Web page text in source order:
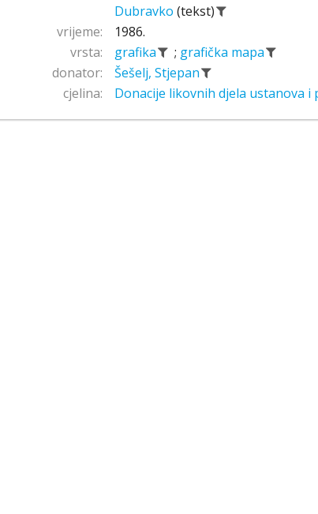
Dubravko (tekst)
vrijeme:
1986.
vrsta:
grafika ; grafička mapa
donator:
Šešelj, Stjepan
cjelina:
Donacije likovnih djela ustanova i